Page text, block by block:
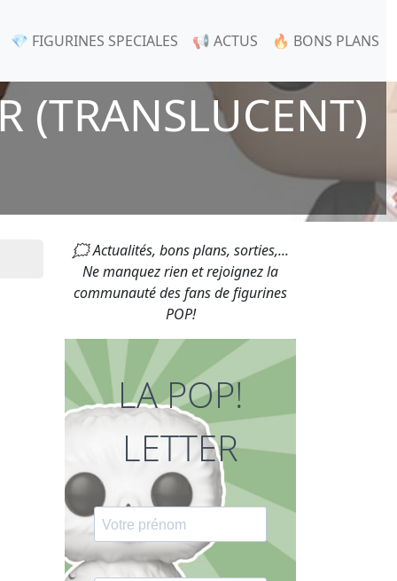
💎 FIGURINES SPECIALES 📢 ACTUS 🔥 BONS PLANS
(TRANSLUCENT)
🗯 Actualités, bons plans, sorties,...
Ne manquez rien et rejoignez la
communauté des fans de figurines
POP!
LA POP!
LETTER